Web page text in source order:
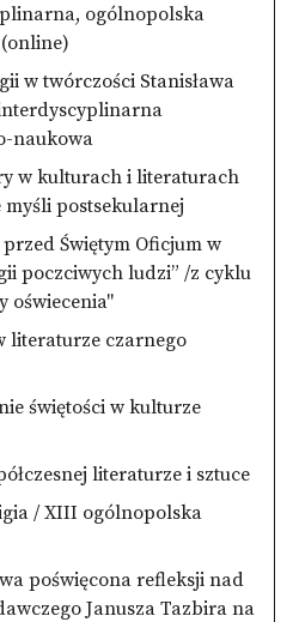
ogólnopolska
w twórczości Stanisława
naukowa
w kulturach i literaturach
myśli postsekularnej
Świętym Oficjum w
poczciwych ludzi” /z cyklu
oświecenia"
literaturze czarnego
świętości w kulturze
literaturze i sztuce
/ XIII ogólnopolska
poświęcona refleksji nad
Janusza Tazbira na